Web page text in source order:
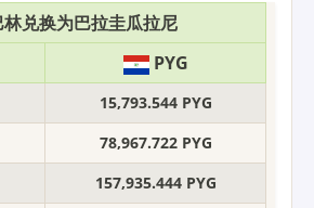
林兑换为巴拉圭瓜拉尼
PYG
15,793.544 PYG
78,967.722 PYG
157,935.444 PYG